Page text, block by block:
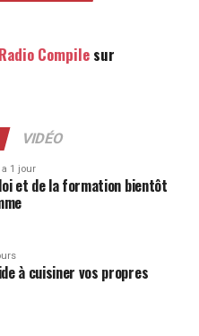
Radio Compilesur
VIDÉO
a 1 jour
et de la formation bientôt
à cuisiner vos propres